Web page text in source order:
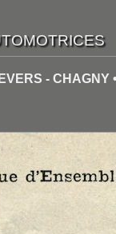
- CHAGNY